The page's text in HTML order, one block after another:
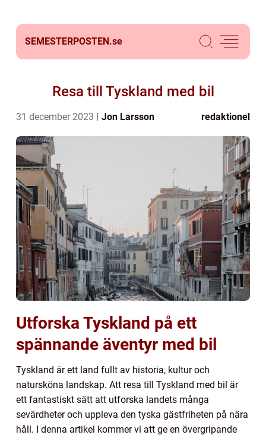
SEMESTERPOSTEN.se
Resa till Tyskland med bil
31 december 2023 Jon Larsson redaktionel
Utforska Tyskland på ett
spännande äventyr med bil
Tyskland är ett land fullt av historia, kultur och
natursköna landskap. Att resa till Tyskland med bil är
ett fantastiskt sätt att utforska landets många
sevärdheter och uppleva den tyska gästfriheten på nära
håll. I denna artikel kommer vi att ge en övergripande